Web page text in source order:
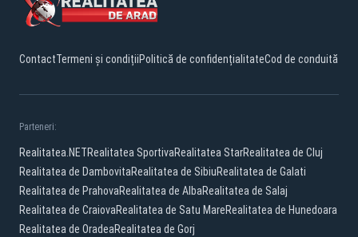
ContactTermeni și condițiiPolitică de confidențialitateCod de conduită
Parteneri:
Realitatea.NETRealitatea SportivaRealitatea StarRealitatea de Cluj
Realitatea de DambovitaRealitatea de SibiuRealitatea de Galati
Realitatea de PrahovaRealitatea de AlbaRealitatea de Salaj
Realitatea de CraiovaRealitatea de Satu MareRealitatea de Hunedoara
Realitatea de OradeaRealitatea de Gorj